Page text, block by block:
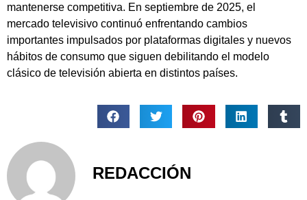
mantenerse competitiva. En septiembre de 2025, el
mercado televisivo continuó enfrentando cambios
importantes impulsados por plataformas digitales y nuevos
hábitos de consumo que siguen debilitando el modelo
clásico de televisión abierta en distintos países.
REDACCIÓN